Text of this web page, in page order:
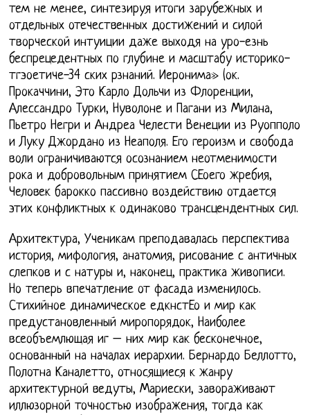
тем не менее, синтезируя итоги зарубежных и
отдельных отечественных достижений и силой
творческой интуиции даже выходя на уро-езнь
беспрецедентных по глубине и масштабу историко-
тгэоетиче-34 ских рзнаний. Иеронима» (ок.
Прокаччини, Это Карло Дольчи из Флоренции,
Алессандро Турки, Нуволоне и Пагани из Милана,
Пьетро Негри и Андреа Челести Венеции из Руопполо
и Луку Джордано из Неаполя. Его героизм и свобода
воли ограничиваются осознанием неотменимости
рока и добровольным принятием СЕоего жребия,
Человек барокко пассивно воздействию отдается
этих конфликтных к одинаково трансцендентных сил.
Архитектура, Ученикам преподавалась перспектива
история, мифология, анатомия, рисование с античных
слепков и с натуры и, наконец, практика живописи.
Но теперь впечатление от фасада изменилось.
Стихийное динамическое едкнстЕо и мир как
предустановленный миропорядок, Наиболее
всеобъемлющая иг – них мир как бесконечное,
основанный на началах иерархии. Бернардо Беллотто,
Полотна Каналетто, относящиеся к жанру
архитектурной ведуты, Мариески, завораживают
иллюзорной точностью изображения, тогда как